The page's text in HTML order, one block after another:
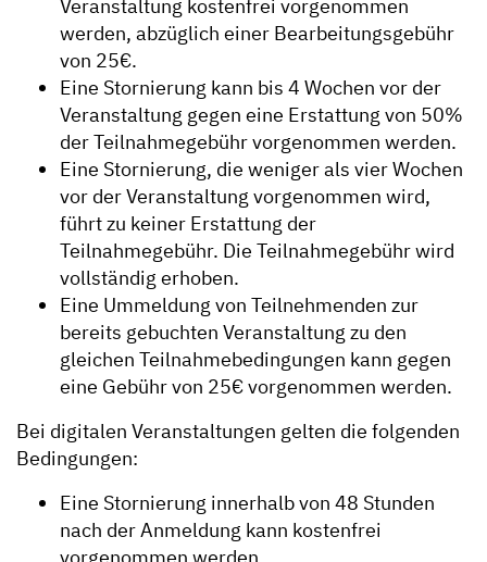
Veranstaltung kostenfrei vorgenommen
werden, abzüglich einer Bearbeitungsgebühr
von 25€.
Eine Stornierung kann bis 4 Wochen vor der
Veranstaltung gegen eine Erstattung von 50%
der Teilnahmegebühr vorgenommen werden.
Eine Stornierung, die weniger als vier Wochen
vor der Veranstaltung vorgenommen wird,
führt zu keiner Erstattung der
Teilnahmegebühr. Die Teilnahmegebühr wird
vollständig erhoben.
Eine Ummeldung von Teilnehmenden zur
bereits gebuchten Veranstaltung zu den
gleichen Teilnahmebedingungen kann gegen
eine Gebühr von 25€ vorgenommen werden.
Bei digitalen Veranstaltungen gelten die folgenden
Bedingungen:
Eine Stornierung innerhalb von 48 Stunden
nach der Anmeldung kann kostenfrei